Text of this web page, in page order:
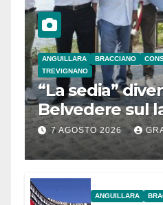
ANGUILLARA BRACCIANO
TREVIGNANO
“La sedia”
Belvedere sul
Bracciano: ieri
l’inaugurazione
7 AGOSTO 2026
ANGUILLARA